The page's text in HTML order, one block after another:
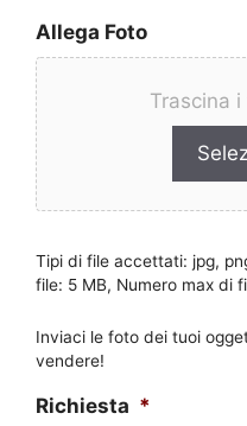
Allega Foto
Trascina
Tipi di file accettati: jpg,
file: 5 MB, Numero max di
Inviaci le foto dei tuoi
vendere!
Richiesta *